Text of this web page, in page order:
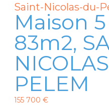
Saint-Nicolas-du-
Maison
83m2,
PELEM
155 700 €